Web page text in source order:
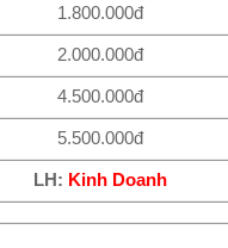
1.800.000đ
2.000.000đ
4.500.000đ
5.500.000đ
LH: Kinh Doanh